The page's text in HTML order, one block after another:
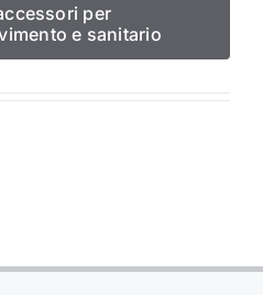
per
e sanitario